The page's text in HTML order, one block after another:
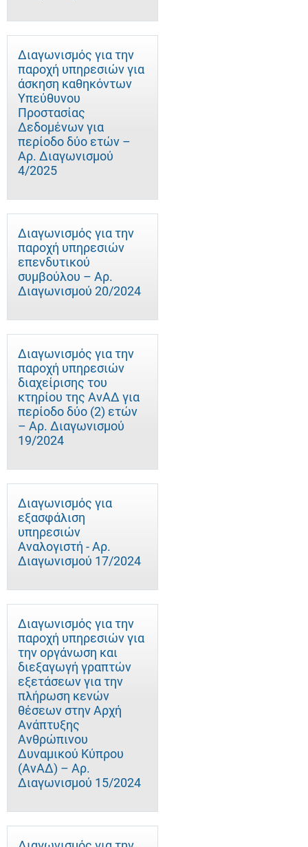
Διαγωνισμός για την
παροχή υπηρεσιών για
άσκηση καθηκόντων
Υπεύθυνου
Προστασίας
Δεδομένων για
περίοδο δύο ετών –
Αρ. Διαγωνισμού
4/2025
Διαγωνισμός για την
παροχή υπηρεσιών
επενδυτικού
συμβούλου – Αρ.
Διαγωνισμού 20/2024
Διαγωνισμός για την
παροχή υπηρεσιών
διαχείρισης του
κτηρίου της ΑνΑΔ για
περίοδο δύο (2) ετών
– Αρ. Διαγωνισμού
19/2024
Διαγωνισμός για
εξασφάλιση
υπηρεσιών
Αναλογιστή - Αρ.
Διαγωνισμού 17/2024
Διαγωνισμός για την
παροχή υπηρεσιών για
την οργάνωση και
διεξαγωγή γραπτών
εξετάσεων για την
πλήρωση κενών
θέσεων στην Αρχή
Ανάπτυξης
Ανθρώπινου
Δυναμικού Κύπρου
(ΑνΑΔ) – Αρ.
Διαγωνισμού 15/2024